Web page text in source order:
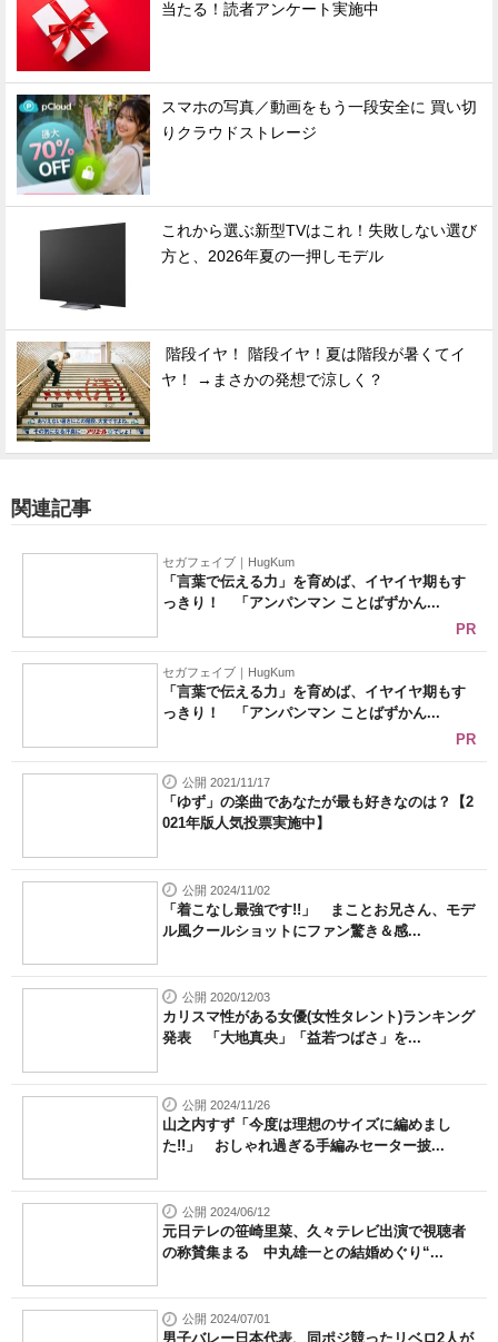
当たる！読者アンケート実施中
スマホの写真／動画をもう一段安全に 買い切
りクラウドストレージ
これから選ぶ新型TVはこれ！失敗しない選び
方と、2026年夏の一押しモデル
階段イヤ！ 階段イヤ！夏は階段が暑くてイ
ヤ！ →まさかの発想で涼しく？
関連記事
セガフェイブ｜HugKum
「言葉で伝える力」を育めば、イヤイヤ期もす
っきり！ 「アンパンマン ことばずかん...
PR
セガフェイブ｜HugKum
「言葉で伝える力」を育めば、イヤイヤ期もす
っきり！ 「アンパンマン ことばずかん...
PR
公開 2021/11/17
「ゆず」の楽曲であなたが最も好きなのは？【2
021年版人気投票実施中】
公開 2024/11/02
「着こなし最強です!!」 まことお兄さん、モデ
ル風クールショットにファン驚き＆感...
公開 2020/12/03
カリスマ性がある女優(女性タレント)ランキング
発表 「大地真央」「益若つばさ」を...
公開 2024/11/26
山之内すず「今度は理想のサイズに編めまし
た!!」 おしゃれ過ぎる手編みセーター披...
公開 2024/06/12
元日テレの笹崎里菜、久々テレビ出演で視聴者
の称賛集まる 中丸雄一との結婚めぐり“...
公開 2024/07/01
男子バレー日本代表、同ポジ競ったリベロ2人が